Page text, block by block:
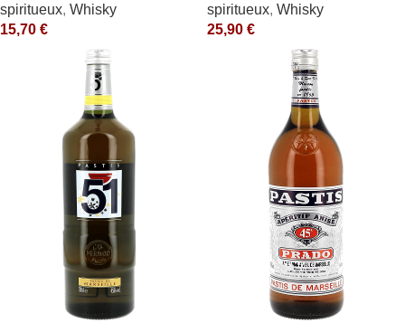
spiritueux, Whisky
15,70 €
spiritueux, Whisky
25,90 €